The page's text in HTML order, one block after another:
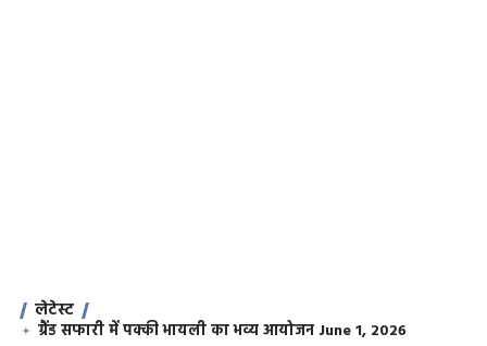
लेटेस्ट
ग्रैंड सफारी में पक्की भायली का भव्य आयोजन June 1, 2026